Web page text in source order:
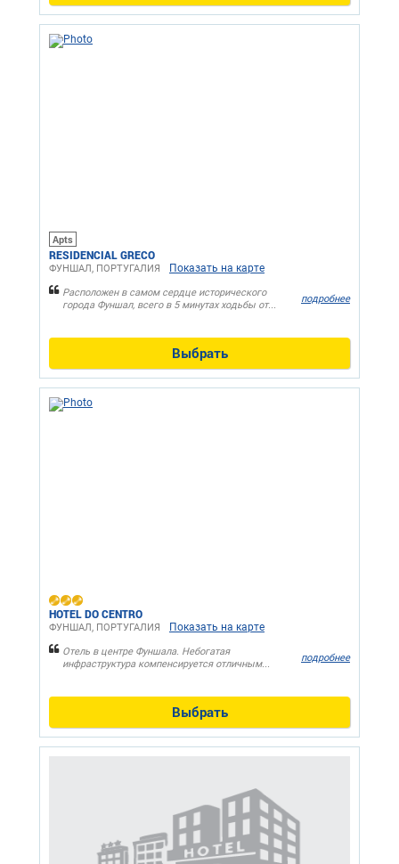
Apts
RESIDENCIAL GRECO
ФУНШАЛ, ПОРТУГАЛИЯ Показать на карте
Расположен в самом сердце исторического
города Фуншал, всего в 5 минутах ходьбы от...
подробнее
Выбрать
HOTEL DO CENTRO
ФУНШАЛ, ПОРТУГАЛИЯ Показать на карте
Отель в центре Фуншала. Небогатая
инфраструктура компенсируется отличным...
подробнее
Выбрать